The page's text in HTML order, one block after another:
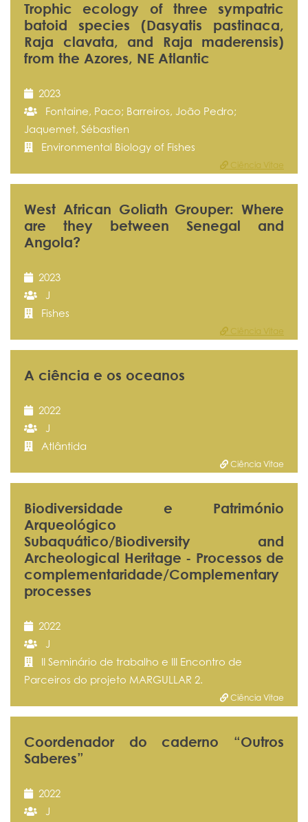
Trophic ecology of three sympatric
batoid species (Dasyatis pastinaca,
Raja clavata, and Raja maderensis)
from the Azores, NE Atlantic
2023
Fontaine, Paco; Barreiros, João Pedro;
Jaquemet, Sébastien
Environmental Biology of Fishes
Ciência Vitae
West African Goliath Grouper: Where
are they between Senegal and
Angola?
2023
J
Fishes
Ciência Vitae
A ciência e os oceanos
2022
J
Atlântida
Ciência Vitae
Biodiversidade e Património
Arqueológico
Subaquático/Biodiversity and
Archeological Heritage - Processos de
complementaridade/Complementary
processes
2022
J
II Seminário de trabalho e III Encontro de
Parceiros do projeto MARGULLAR 2.
Ciência Vitae
Coordenador do caderno “Outros
Saberes”
2022
J